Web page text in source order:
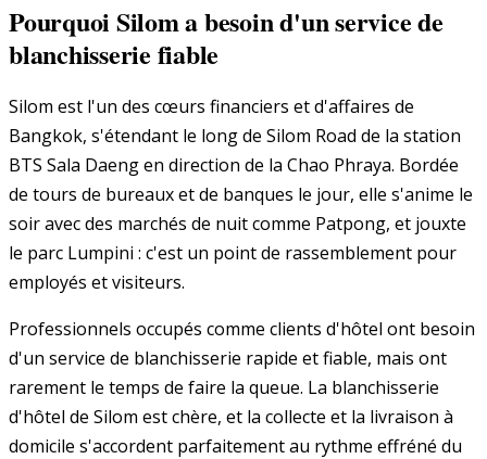
Pourquoi Silom a besoin d'un service de
blanchisserie fiable
Silom est l'un des cœurs financiers et d'affaires de
Bangkok, s'étendant le long de Silom Road de la station
BTS Sala Daeng en direction de la Chao Phraya. Bordée
de tours de bureaux et de banques le jour, elle s'anime le
soir avec des marchés de nuit comme Patpong, et jouxte
le parc Lumpini : c'est un point de rassemblement pour
employés et visiteurs.
Professionnels occupés comme clients d'hôtel ont besoin
d'un service de blanchisserie rapide et fiable, mais ont
rarement le temps de faire la queue. La blanchisserie
d'hôtel de Silom est chère, et la collecte et la livraison à
domicile s'accordent parfaitement au rythme effréné du